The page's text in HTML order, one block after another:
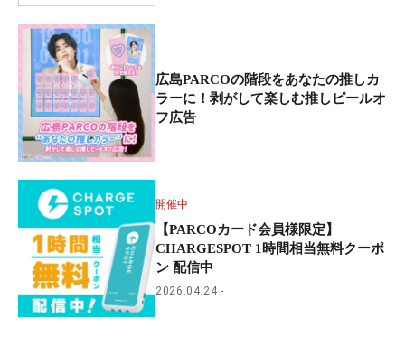
広島PARCOの階段をあなたの推しカ
ラーに！剥がして楽しむ推しピールオ
フ広告
開催中
【PARCOカード会員様限定】
CHARGESPOT 1時間相当無料クーポ
ン 配信中
2026.04.24